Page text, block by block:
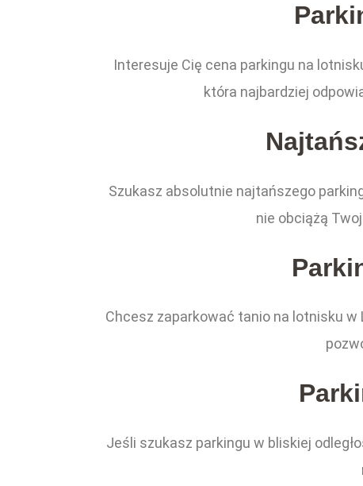
Interesuje Cię cena parkingu na
która najbardziej
Szukasz absolutnie najtańszego
nie obciążą
Chcesz zaparkować tanio na lotnisku
Jeśli szukasz parkingu w bliskiej